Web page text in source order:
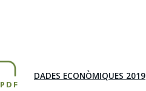
PDF
DADES ECONÒMIQUES 2019